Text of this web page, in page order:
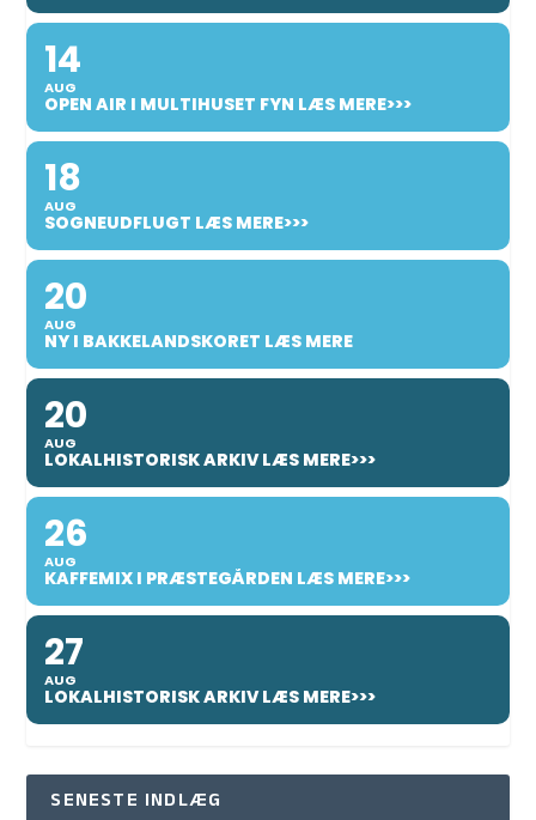
14
AUG
OPEN AIR I MULTIHUSET FYN LÆS MERE>>>
18
AUG
SOGNEUDFLUGT LÆS MERE>>>
20
AUG
NY I BAKKELANDSKORET LÆS MERE
20
AUG
LOKALHISTORISK ARKIV LÆS MERE>>>
26
AUG
KAFFEMIX I PRÆSTEGÅRDEN LÆS MERE>>>
27
AUG
LOKALHISTORISK ARKIV LÆS MERE>>>
SENESTE INDLÆG